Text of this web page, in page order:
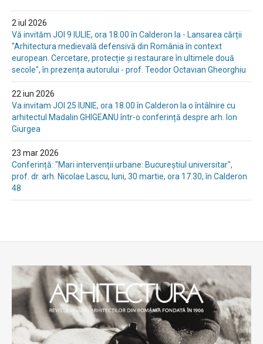
2 iul 2026
Vă invităm JOI 9 IULIE, ora 18.00 în Calderon la - Lansarea cărții
"Arhitectura medievală defensivă din România în context
european. Cercetare, protecție și restaurare în ultimele două
secole", în prezența autorului - prof. Teodor Octavian Gheorghiu
22 iun 2026
Va invitam JOI 25 IUNIE, ora 18.00 în Calderon la o întâlnire cu
arhitectul Madalin GHIGEANU într-o conferință despre arh. Ion
Giurgea
23 mar 2026
Conferință: "Mari intervenții urbane: Bucureștiul universitar",
prof. dr. arh. Nicolae Lascu, luni, 30 martie, ora 17.30, în Calderon
48